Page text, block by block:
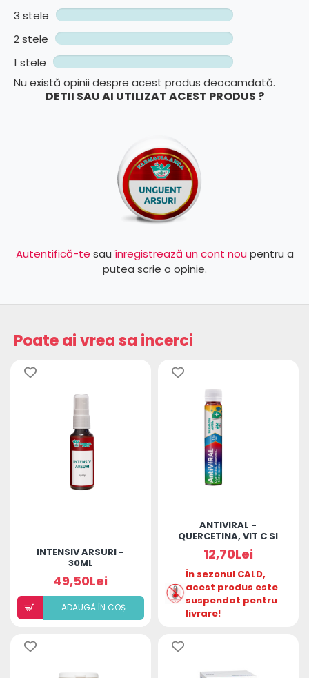
3 stele
2 stele
1 stele
Nu există opinii despre acest produs deocamdată.
DETII SAU AI UTILIZAT ACEST PRODUS ?
Autentifică-te sau înregistrează un cont nou pentru a
putea scrie o opinie.
Poate ai vrea sa incerci
INTENSIV ARSURI -
30ML
49,50Lei
ADAUGÃ ÎN COȘ
ANTIVIRAL -
QUERCETINA, VIT C SI
CISTUS 15 ANI +
12,70Lei
În sezonul CALD,
acest produs este
suspendat pentru
livrare!